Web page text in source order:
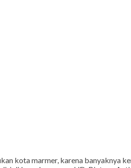
kota marmer, karena banyaknya